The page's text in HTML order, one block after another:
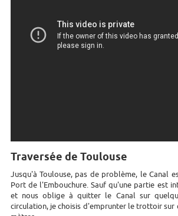
Traversée de Toulouse
Jusqu'à Toulouse, pas de problème, le Canal
Port de l'Embouchure. Sauf qu'une partie est
et nous oblige à quitter le Canal sur
circulation, je choisis d'emprunter le trottoir sur